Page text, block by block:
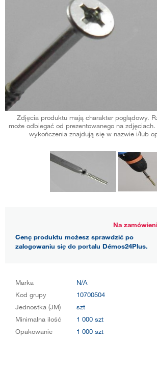
Zdjęcia produktu mają charakter poglądowy.
może odbiegać od prezentowanego na
wykończenia znajdują się w nazwie i/lub
Na
Cenę produktu możesz sprawdzić po
zalogowaniu się do portalu Démos24Plus.
Marka
N/A
Kod grupy
10700504
Jednostka (JM)
szt
Minimalna ilość
1 000 szt
Opakowanie
1 000 szt